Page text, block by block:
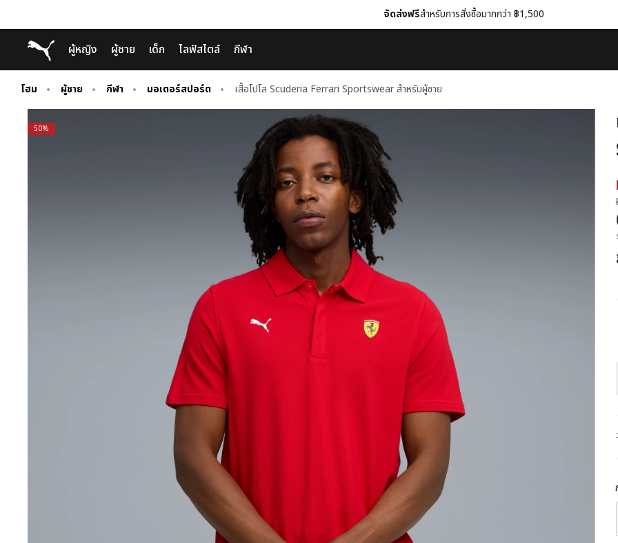
to
Main
content
to
Footer
Content
จัดส่งฟรีสำหรับการสั่งซื้อมากกว่า ฿1,500
Puma โฮม
ผู้หญิง ผู้ชาย เด็ก ไลฟ์สไตล์ กีฬา
โฮม ผู้ชาย กีฬา มอเตอร์สปอร์ต เสื้อโปโล Scuderia Ferrari Sportswear สำหรับผู้ชาย
50%